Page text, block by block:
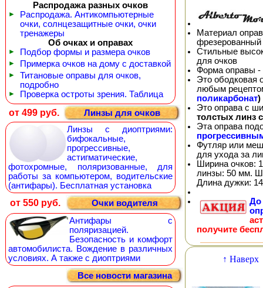
Распродажа разных очков
►
Распродажа. Антикомпьютерные
очки, солнцезащитные очки, очки
тренажеры
Об очках и оправах
► Подбор формы и размера очков
► Примерка очков на дому с доставкой
►
Титановые оправы для очков,
подробно
► Проверка остроты зрения. Таблица
от 499 руб.
Линзы для очков
Линзы с диоптриями:
бифокальные,
прогрессивные,
астигматические,
фотохромные, поляризованные, для
работы за компьютером, водительские
(антифары). Бесплатная установка
от 550 руб.
Очки водителя
Антифары с
поляризацией.
Безопасность и комфорт
автомобилиста. Вождение в различных
условиях. А также с диоптриями
Все новости магазина
Материал
фрезерованный
Стильные
для очков
Форма оправы -
Это ободковая
любым
поликарбонат)
Это оправа с
толстых линз
Эта оправа
Футляр или
для ухода за
Ширина очков:
линзы: 50 мм.
Длина дужки:
До
получите
↑ Наверх